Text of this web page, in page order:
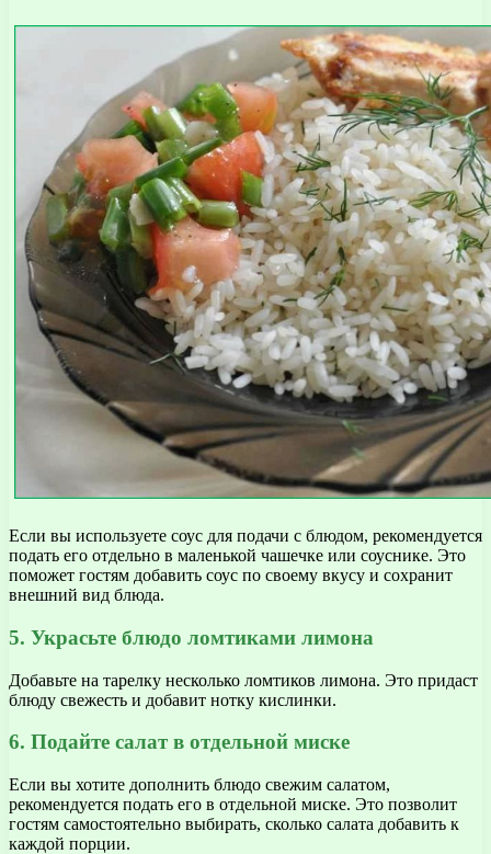
Если вы используете соус для подачи с блюдом, рекомендуется
подать его отдельно в маленькой чашечке или соуснике. Это
поможет гостям добавить соус по своему вкусу и сохранит
внешний вид блюда.
5. Украсьте блюдо ломтиками лимона
Добавьте на тарелку несколько ломтиков лимона. Это придаст
блюду свежесть и добавит нотку кислинки.
6. Подайте салат в отдельной миске
Если вы хотите дополнить блюдо свежим салатом,
рекомендуется подать его в отдельной миске. Это позволит
гостям самостоятельно выбирать, сколько салата добавить к
каждой порции.